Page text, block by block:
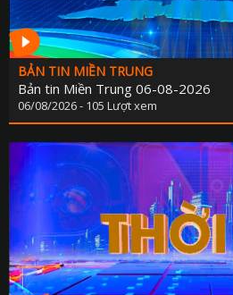
BẢN TIN MIỀN TRUNG
Bản tin Miền Trung 06-08-2026
06/08/2026 - 105 Lượt xem